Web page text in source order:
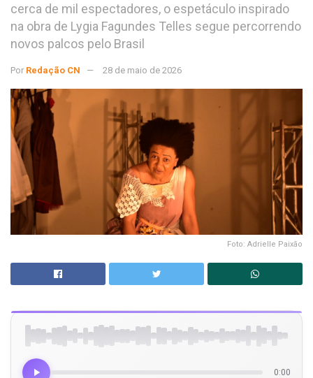
cerca de mil espectadores, o espetáculo inspirado
na obra de Lygia Fagundes Telles segue percorrendo
novos palcos pelo Brasil
Por Redação CN 28 de maio de 2026
Foto: Adrielle Paixão
0:00